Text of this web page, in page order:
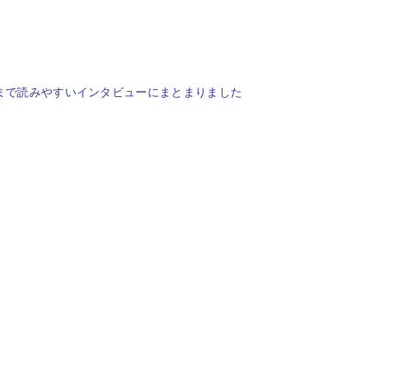
読みやすいインタビューにまとまりました